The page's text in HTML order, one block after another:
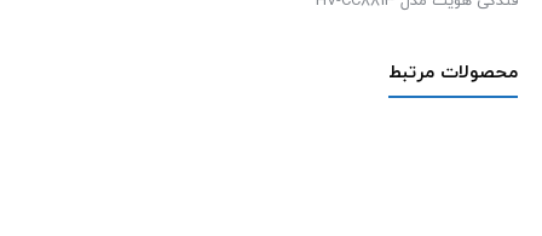
محصولات مرتبط